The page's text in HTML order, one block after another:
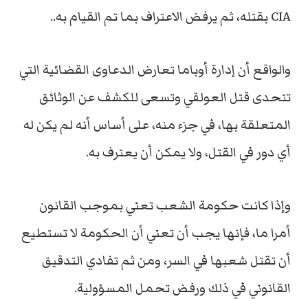
CIA بقتله، ثم يرفض الاعتراف بما تم القيام به..
والواقع أن إدارة أوباما تعارض الدعاوى القضائية التي
تتحدى قتل العولقي وتسعى للكشف عن الوثائق
المتعلقة بها، في جزء منه، على أساس أنه لم يكن له
أي دور في القتل، ولا يمكن أن يعترف به.
وإذا كانت حكومة الشعب تعني بموجب القانون
أمرا ما، فإنها يجب أن تعني أن الحكومة لا تستطيع
أن تقتل شعبها في السر، ومن ثم تفادي التدقيق
القانوني في ذلك ورفض تحمل المسؤولية.